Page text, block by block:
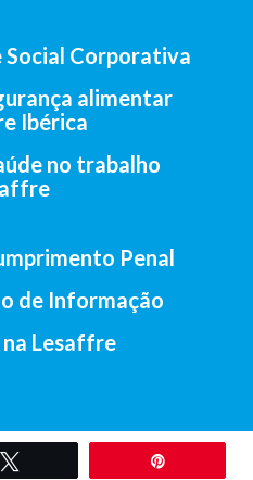
Social Corporativa
alimentar
Ibérica
no trabalho
Penal
de Informação
Lesaffre